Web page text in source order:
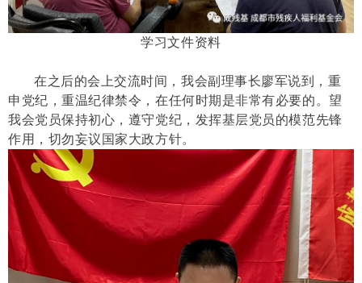
学习文件资料
在之后的会上交流时间，我会副理事长廖军说到，重
申党纪，重温纪律禁令，在任何时期是非常有必要的。望
我会党员保持初心，遵守党纪，发挥基层党员的模范先锋
作用，切勿妄议国家大政方针。